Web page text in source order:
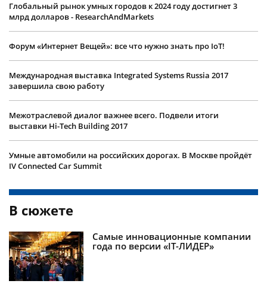
Глобальный рынок умных городов к 2024 году достигнет 3
млрд долларов - ResearchAndMarkets
Форум «Интернет Вещей»: все что нужно знать про IoT!
Международная выставка Integrated Systems Russia 2017
завершила свою работу
Межотраслевой диалог важнее всего. Подвели итоги
выставки Hi-Tech Building 2017
Умные автомобили на российских дорогах. В Москве пройдёт
IV Connected Car Summit
В сюжете
Самые инновационные компании
года по версии «IT-ЛИДЕР»